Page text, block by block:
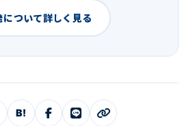
について詳しく見る
B!